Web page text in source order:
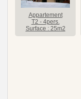
Appartement
T2 - 4pers.
Surface : 25m2